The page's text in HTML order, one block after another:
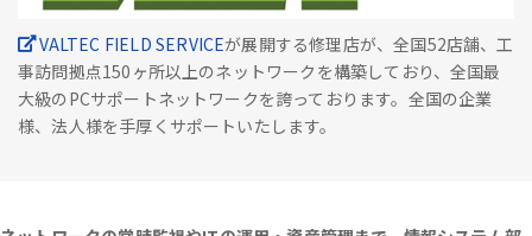
VALTEC FIELD SERVICEが展開する修理店が、全国52店舗、工
事訪問拠点150ヶ所以上のネットワークを構築しており、全国最
大級のPCサポートネットワークを誇っております。全国の企業
様、法人様を手厚くサポートいたします。